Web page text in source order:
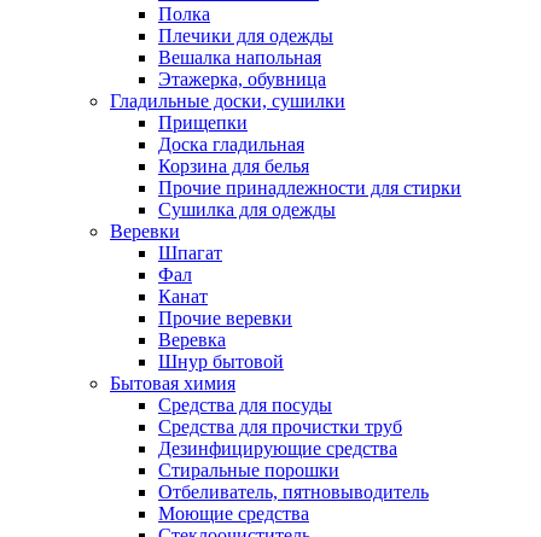
Полка
Плечики для одежды
Вешалка напольная
Этажерка, обувница
Гладильные доски, сушилки
Прищепки
Доска гладильная
Корзина для белья
Прочие принадлежности для стирки
Сушилка для одежды
Веревки
Шпагат
Фал
Канат
Прочие веревки
Веревка
Шнур бытовой
Бытовая химия
Средства для посуды
Средства для прочистки труб
Дезинфицирующие средства
Стиральные порошки
Отбеливатель, пятновыводитель
Моющие средства